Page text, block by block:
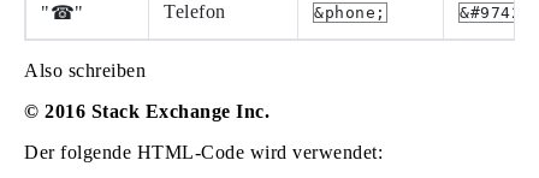
"☎" Telefon &phone; &#9742;
Also schreiben
© 2016 Stack Exchange Inc.
Der folgende HTML-Code wird verwendet: